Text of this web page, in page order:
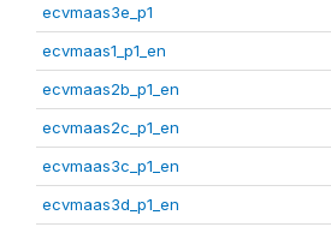
ecvmaas3e_p1
ecvmaas1_p1_en
ecvmaas2b_p1_en
ecvmaas2c_p1_en
ecvmaas3c_p1_en
ecvmaas3d_p1_en